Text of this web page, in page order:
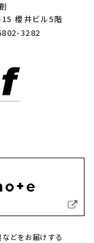
櫻井ビル5階
3282
どをお届けする